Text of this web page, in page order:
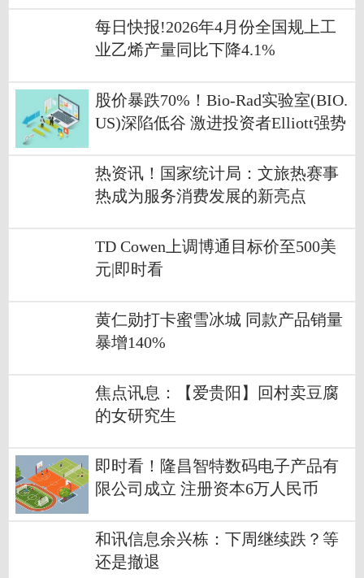
每日快报!2026年4月份全国规上工
业乙烯产量同比下降4.1%
股价暴跌70%！Bio-Rad实验室(BIO.
US)深陷低谷 激进投资者Elliott强势
热资讯！国家统计局：文旅热赛事
热成为服务消费发展的新亮点
TD Cowen上调博通目标价至500美
元|即时看
黄仁勋打卡蜜雪冰城 同款产品销量
暴增140%
焦点讯息：【爱贵阳】回村卖豆腐
的女研究生
即时看！隆昌智特数码电子产品有
限公司成立 注册资本6万人民币
和讯信息余兴栋：下周继续跌？等
还是撤退